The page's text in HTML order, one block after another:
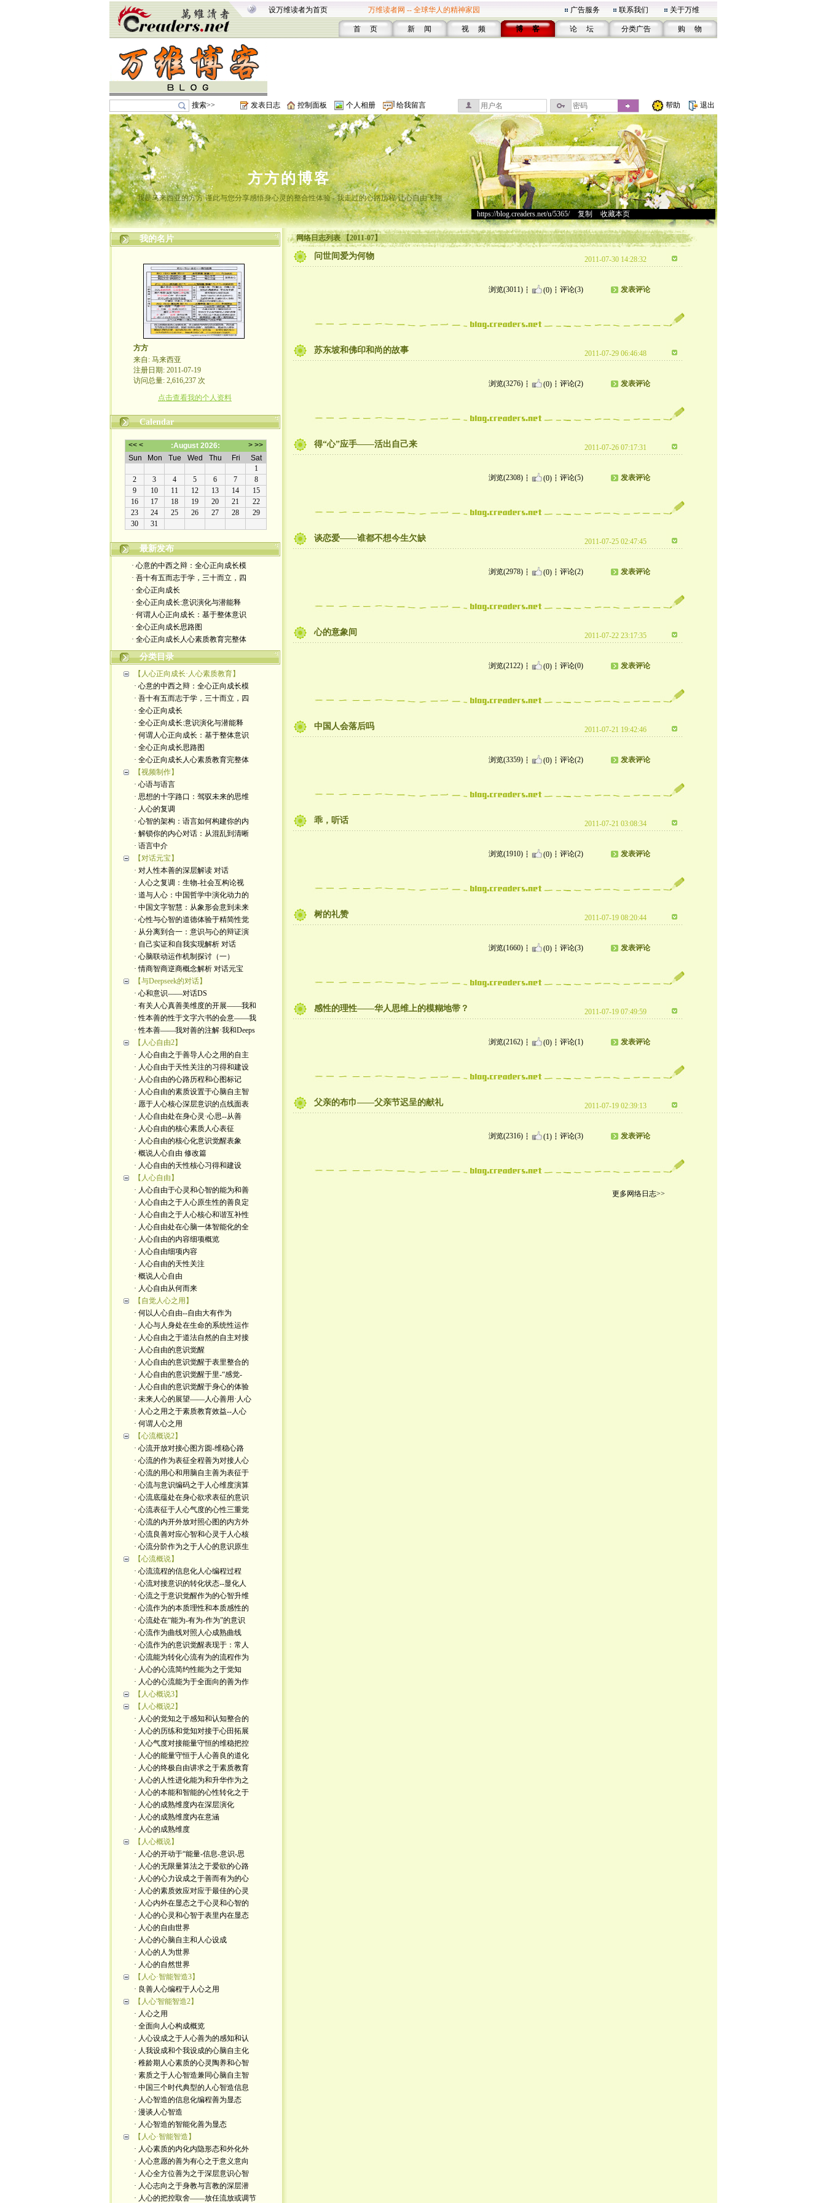
设万维读者为首页 万维读者网 -- 全球华人的精神家园 广告服务 联系我们 关于万维
首 页 新 闻 视 频 博 客 论 坛 分类广告 购 物
搜索>> 发表日志 控制面板 个人相册 给我留言 帮助 退出
方方的博客
我是马来西亚的方方 谨此与您分享感悟身心灵的整合性体验 - 我走过的心路历程 让心自由飞翔
https://blog.creaders.net/u/5365/> 复制 收藏本页
我的名片
方方
来自: 马来西亚
注册日期: 2011-07-19
访问总量: 2,616,237 次
点击查看我的个人资料
Calendar
最新发布
· 心意的中西之辩：全心正向成长模
· 吾十有五而志于学，三十而立，四
· 全心正向成长
· 全心正向成长:意识演化与潜能释
· 何谓人心正向成长：基于整体意识
· 全心正向成长思路图
· 全心正向成长人心素质教育完整体
分类目录
【人心正向成长·人心素质教育】
· 心意的中西之辩：全心正向成长模
· 吾十有五而志于学，三十而立，四
· 全心正向成长
· 全心正向成长:意识演化与潜能释
· 何谓人心正向成长：基于整体意识
· 全心正向成长思路图
· 全心正向成长人心素质教育完整体
【视频制作】
· 心语与语言
· 思想的十字路口：驾驭未来的思维
· 人心的复调
· 心智的架构：语言如何构建你的内
· 解锁你的内心对话：从混乱到清晰
· 语言中介
【对话元宝】
· 对人性本善的深层解读 对话
· 人心之复调：生物-社会互构论视
· 道与人心：中国哲学中演化动力的
· 中国文字智慧：从象形会意到未来
· 心性与心智的道德体验于精简性觉
· 从分离到合一：意识与心的辩证演
· 自己实证和自我实现解析 对话
· 心脑联动运作机制探讨（一）
· 情商智商逆商概念解析 对话元宝
【与Deepseek的对话】
· 心和意识——对话DS
· 有关人心真善美维度的开展——我和
· 性本善的性于文字六书的会意——我
· 性本善——我对善的注解·我和Deeps
【人心自由2】
· 人心自由之于善导人心之用的自主
· 人心自由于天性关注的习得和建设
· 人心自由的心路历程和心图标记
· 人心自由的素质设置于心脑自主智
· 愿于人心核心深层意识的点线面表
· 人心自由处在身心灵·心思--从善
· 人心自由的核心素质人心表征
· 人心自由的核心化意识觉醒表象
· 概说人心自由 修改篇
· 人心自由的天性核心习得和建设
【人心自由】
· 人心自由于心灵和心智的能为和善
· 人心自由之于人心原生性的善良定
· 人心自由之于人心核心和谐互补性
· 人心自由处在心脑一体智能化的全
· 人心自由的内容细项概览
· 人心自由细项内容
· 人心自由的天性关注
· 概说人心自由
· 人心自由从何而来
【自觉人心之用】
· 何以人心自由--自由大有作为
· 人心与人身处在生命的系统性运作
· 人心自由之于道法自然的自主对接
· 人心自由的意识觉醒
· 人心自由的意识觉醒于表里整合的
· 人心自由的意识觉醒于里-“感觉-
· 人心自由的意识觉醒于身心的体验
· 未来人心的展望——人心善用·人心
· 人心之用之于素质教育效益--人心
· 何谓人心之用
【心流概说2】
· 心流开放对接心图方圆-维稳心路
· 心流的作为表征全程善为对接人心
· 心流的用心和用脑自主善为表征于
· 心流与意识编码之于人心维度演算
· 心流底蕴处在身心欲求表征的意识
· 心流表征于人心气度的心性三重觉
· 心流的内开外放对照心图的内方外
· 心流良善对应心智和心灵于人心核
· 心流分阶作为之于人心的意识原生
【心流概说】
· 心流流程的信息化人心编程过程
· 心流对接意识的转化状态--显化人
· 心流之于意识觉醒作为的心智升维
· 心流作为的本质理性和本质感性的
· 心流处在“能为-有为-作为”的意识
· 心流作为曲线对照人心成熟曲线
· 心流作为的意识觉醒表现于：常人
· 心流能为转化心流有为的流程作为
· 人心的心流简约性能为之于觉知
· 人心的心流能为于全面向的善为作
【人心概说3】
【人心概说2】
· 人心的觉知之于感知和认知整合的
· 人心的历练和觉知对接于心田拓展
· 人心气度对接能量守恒的维稳把控
· 人心的能量守恒于人心善良的道化
· 人心的终极自由讲求之于素质教育
· 人心的人性进化能为和升华作为之
· 人心的本能和智能的心性转化之于
· 人心的成熟维度内在深层演化
· 人心的成熟维度内在意涵
· 人心的成熟维度
【人心概说】
· 人心的开动于“能量-信息-意识-思
· 人心的无限量算法之于爱欲的心路
· 人心的心力设成之于善而有为的心
· 人心的素质效应对应于最佳的心灵
· 人心内外在显态之于心灵和心智的
· 人心的心灵和心智于表里内在显态
· 人心的自由世界
· 人心的心脑自主和人心设成
· 人心的人为世界
· 人心的自然世界
【人心·智能智造3】
· 良善人心编程于人心之用
【人心'智能智造2】
· 人心之用
· 全面向人心构成概览
· 人心设成之于人心善为的感知和认
· 人我设成和个我设成的心脑自主化
· 稚龄期人心素质的心灵陶养和心智
· 素质之于人心智造兼同心脑自主智
· 中国三个时代典型的人心智造信息
· 人心智造的信息化编程善为显态
· 漫谈人心智造
· 人心智造的智能化善为显态
【人心·智能智造】
· 人心素质的内化内隐形态和外化外
· 人心意愿的善为有心之于意义意向
· 人心全方位善为之于深层意识心智
· 人心志向之于身教与言教的深层潜
· 人心的把控取舍——放任流放或调节
网络日志列表 【2011-07】
问世间爱为何物 2011-07-30 14:28:32
浏览(3011) (0) 评论(3) 发表评论
苏东坡和佛印和尚的故事 2011-07-29 06:46:48
浏览(3276) (0) 评论(2) 发表评论
得“心”应手——活出自己来 2011-07-26 07:17:31
浏览(2308) (0) 评论(5) 发表评论
谈恋爱——谁都不想今生欠缺 2011-07-25 02:47:45
浏览(2978) (0) 评论(2) 发表评论
心的意象间 2011-07-22 23:17:35
浏览(2122) (0) 评论(0) 发表评论
中国人会落后吗 2011-07-21 19:42:46
浏览(3359) (0) 评论(2) 发表评论
乖，听话 2011-07-21 03:08:34
浏览(1910) (0) 评论(2) 发表评论
树的礼赞 2011-07-19 08:20:44
浏览(1660) (0) 评论(3) 发表评论
感性的理性——华人思维上的模糊地带？ 2011-07-19 07:49:59
浏览(2162) (0) 评论(1) 发表评论
父亲的布巾——父亲节迟呈的献礼 2011-07-19 02:39:13
浏览(2316) (1) 评论(3) 发表评论
更多网络日志>>